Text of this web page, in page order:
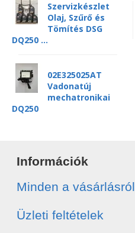
Szervizkészlet
Olaj, Szűrő és
Tömítés DSG
DQ250 ...
02E325025AT
Vadonatúj
mechatronikai
DQ250
Információk
Minden a vásárlásról
Üzleti feltételek